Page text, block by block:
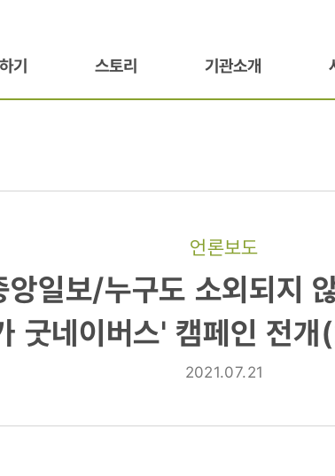
기 스토리 기관소개
언론보도
일보/누구도 소외되지
굿네이버스' 캠페인 전
2021.07.21